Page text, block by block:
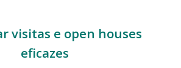
visitas e open houses
eficazes